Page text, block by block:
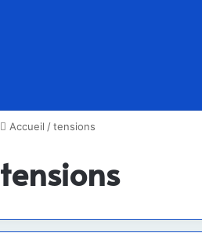
Accueil /tensions
tensions